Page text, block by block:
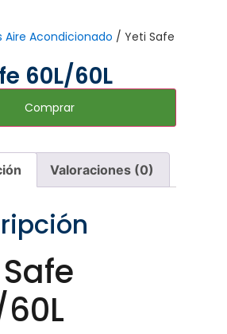
Aire Acondicionado / Yeti Safe
60L/60L
Comprar
Valoraciones (0)